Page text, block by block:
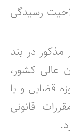
رسیدگی
مذکور در بند
عالی کشور،
قضایی و یا
قانونی